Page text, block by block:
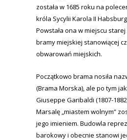
została w 1685 roku na
króla Sycylii Karola II
Powstała ona w miejscu
bramy miejskiej stanowiącej
obwarowań miejskich.
Początkowo brama nosiła
(Brama Morska), ale po tym
Giuseppe Garibaldi (1807-
Marsalę „miastem wolnym”
jego imieniem. Budowla
barokowy i obecnie stanowi